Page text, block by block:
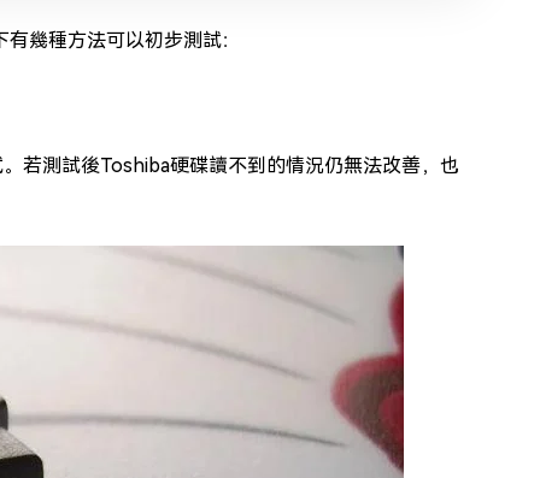
幾種方法可以初步測試：
若測試後Toshiba硬碟讀不到的情況仍無法改善，也